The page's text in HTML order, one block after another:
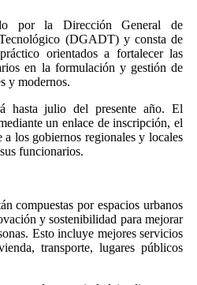
por la Dirección General de
(DGADT) y consta de
orientados a fortalecer las
en la formulación y gestión de
y modernos.
hasta julio del presente año. El
un enlace de inscripción, el
a los gobiernos regionales y locales
funcionarios.
compuestas por espacios urbanos
y sostenibilidad para mejorar
Esto incluye mejores servicios
transporte, lugares públicos